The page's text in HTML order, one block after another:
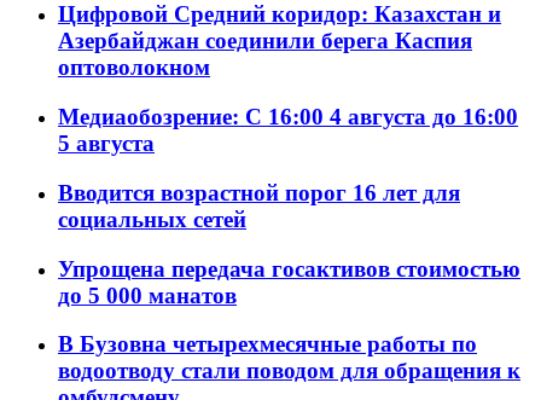
Цифровой Средний коридор: Казахстан и
Азербайджан соединили берега Каспия
оптоволокном
Медиаобозрение: С 16:00 4 августа до 16:00
5 августа
Вводится возрастной порог 16 лет для
социальных сетей
Упрощена передача госактивов стоимостью
до 5 000 манатов
В Бузовна четырехмесячные работы по
водоотводу стали поводом для обращения к